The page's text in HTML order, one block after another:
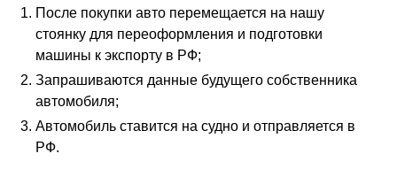
После покупки авто перемещается на нашу
стоянку для переоформления и подготовки
машины к экспорту в РФ;
Запрашиваются данные будущего собственника
автомобиля;
Автомобиль ставится на судно и отправляется в
РФ.